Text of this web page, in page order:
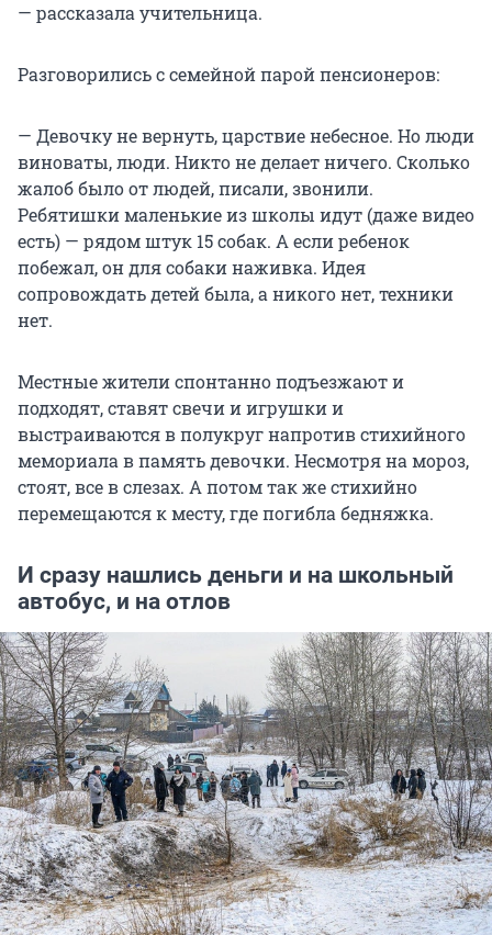
— рассказала учительница.
Разговорились с семейной парой пенсионеров:
— Девочку не вернуть, царствие небесное. Но люди
виноваты, люди. Никто не делает ничего. Сколько
жалоб было от людей, писали, звонили.
Ребятишки маленькие из школы идут (даже видео
есть) — рядом штук 15 собак. А если ребенок
побежал, он для собаки наживка. Идея
сопровождать детей была, а никого нет, техники
нет.
Местные жители спонтанно подъезжают и
подходят, ставят свечи и игрушки и
выстраиваются в полукруг напротив стихийного
мемoриала в память девочки. Несмотря на мороз,
стоят, все в слезах. А потом так же стихийно
перемещаются к месту, где погибла бедняжка.
И сразу нашлись деньги и на школьный
автобус, и на отлов